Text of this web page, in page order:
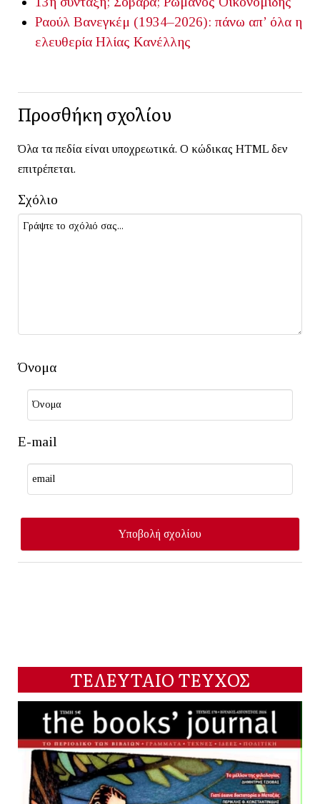
Ραούλ Βανεγκέμ (1934–2026): πάνω απ’ όλα η
ελευθερία Ηλίας Κανέλλης
Προσθήκη σχολίου
Όλα τα πεδία είναι υποχρεωτικά. Ο κώδικας HTML δεν
επιτρέπεται.
Σχόλιο
Όνομα
E-mail
ΤΕΛΕΥΤΑΙΟ ΤΕΥΧΟΣ